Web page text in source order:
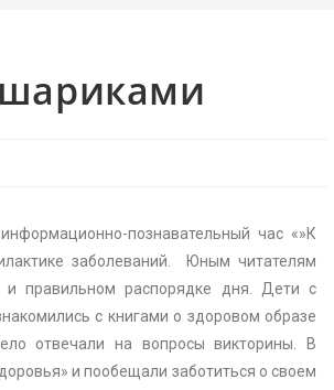
познавательный час «»К
заболеваний. Юным читателям
и правильном распорядке дня. Дети с
с книгами о здоровом образе
отвечали на вопросы викторины. В
и пообещали заботиться о своем